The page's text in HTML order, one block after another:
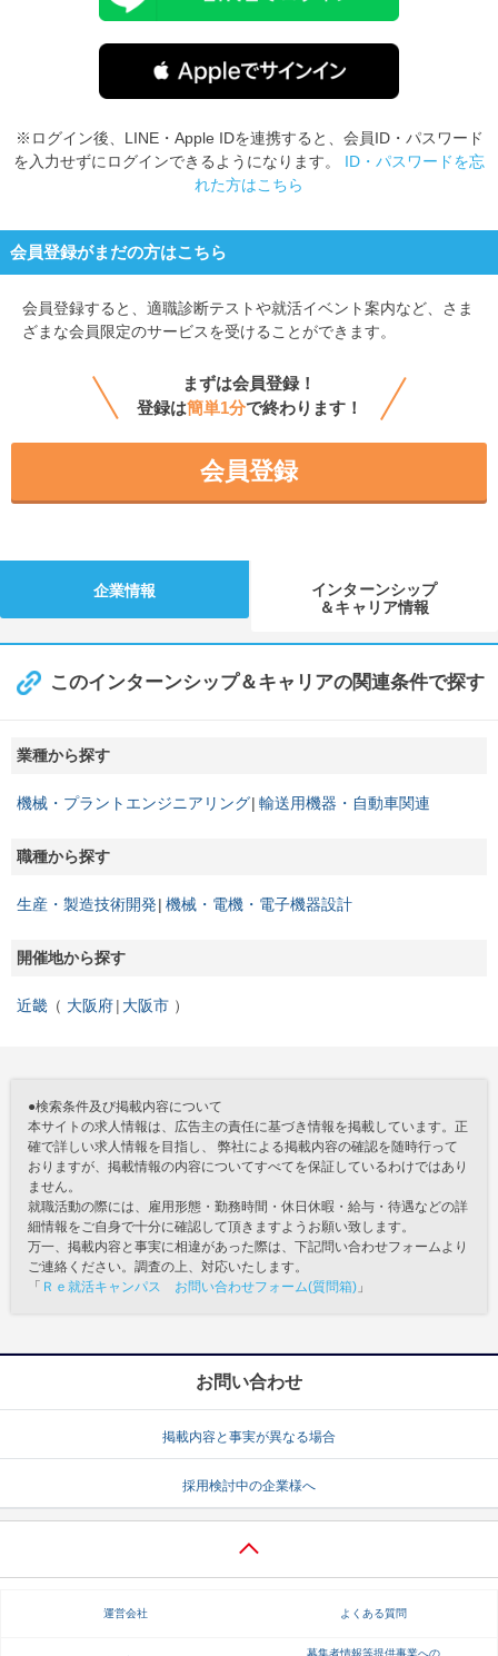
※ログイン後、LINE・Apple IDを連携すると、会員ID・パスワード
を入力せずにログインできるようになります。 ID・パスワードを忘
れた方はこちら
会員登録がまだの方はこちら
会員登録すると、 適職診断テストや就活イベント案内など、さま
ざまな会員限定のサービスを受けることができます。
まずは会員登録！
登録は簡単1分で終わります！
会員登録
企業情報
インターンシップ
＆キャリア情報
このインターンシップ＆キャリアの関連条件で探す
業種から探す
機械・プラントエンジニアリング 輸送用機器・自動車関連
職種から探す
生産・製造技術開発 機械・電機・電子機器設計
開催地から探す
近畿 大阪府 大阪市
●検索条件及び掲載内容について
本サイトの求人情報は、広告主の責任に基づき情報を掲載しています。正
確で詳しい求人情報を目指し、 弊社による掲載内容の確認を随時行って
おりますが、掲載情報の内容についてすべてを保証しているわけではあり
ません。
就職活動の際には、雇用形態・勤務時間・休日休暇・給与・待遇などの詳
細情報をご自身で十分に確認して頂きますようお願い致します。
万一、掲載内容と事実に相違があった際は、下記問い合わせフォームより
ご連絡ください。調査の上、対応いたします。
「 Ｒｅ就活キャンパス お問い合わせフォーム(質問箱) 」
お問い合わせ
掲載内容と事実が異なる場合
採用検討中の企業様へ
運営会社 よくある質問